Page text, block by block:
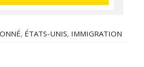
, ÉTATS-UNIS, IMMIGRATION